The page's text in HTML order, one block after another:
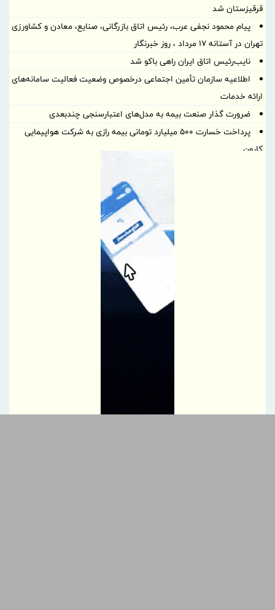
قرقیزستان شد
پیام محمود نجفی عرب، رئیس اتاق بازرگانی، صنایع، معادن و کشاورزی
تهران در آستانه 17 مرداد ، روز خبرنگار
نایب‌رئیس اتاق ایران راهی باکو شد
اطلاعیه سازمان تأمین اجتماعی درخصوص وضعیت فعالیت سامانه‌های
ارائه خدمات
ضرورت گذار صنعت بیمه به مدل‌های اعتبارسنجی چندبعدی
پرداخت خسارت ۵۰۰ میلیارد تومانی بیمه رازی به شرکت هواپیمایی
کارون
بیمه پارسیان، همراه زائران اربعین با پوشش های بیمه های مسئولیت
برگزاری چهارمین نشست هم اندیشی مدیران بیمه البرز با رؤسای تشکل
وقتی «عملکرد» از راز ثروت پنهان آسیا رونمایی می کند
دیدار مدیر هماهنگی مناطق ویژه اقتصادی کشور با مدیرعامل شهر
بسیج ظرفیت‌های منطقه آزاد دوغارون برای تکریم زائران حسینی
تردد در شلمچه از مرز یک و نیم میلیون زائر گذشت
سازمان منطقه آزاد اروند با بسیج همه ظرفیت‌ها، شلمچه را برای
مدیرعامل پتروشیمی بندر امام بر ارتقای آمادگی و فرهنگ ایمنی تأکید